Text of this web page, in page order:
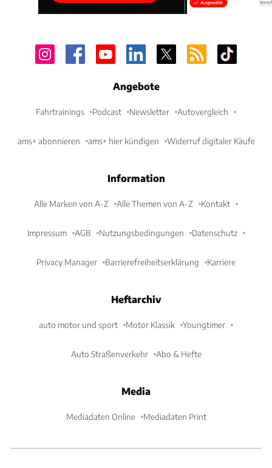
Angebote
Fahrtrainings Podcast Newsletter Autovergleich
ams+ abonnieren ams+ hier kündigen Widerruf digitaler Käufe
Information
Alle Marken von A-Z Alle Themen von A-Z Kontakt
Impressum AGB Nutzungsbedingungen Datenschutz
Privacy Manager Barrierefreiheitserklärung Karriere
Heftarchiv
auto motor und sport Motor Klassik Youngtimer
Auto Straßenverkehr Abo & Hefte
Media
Mediadaten Online Mediadaten Print